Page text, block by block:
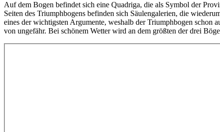
Auf dem Bogen befindet sich eine Quadriga, die als Symbol der
Seiten des Triumphbogens befinden sich Säulengalerien, die
eines der wichtigsten Argumente, weshalb der Triumphbogen schon
von ungefähr. Bei schönem Wetter wird an dem größten der drei